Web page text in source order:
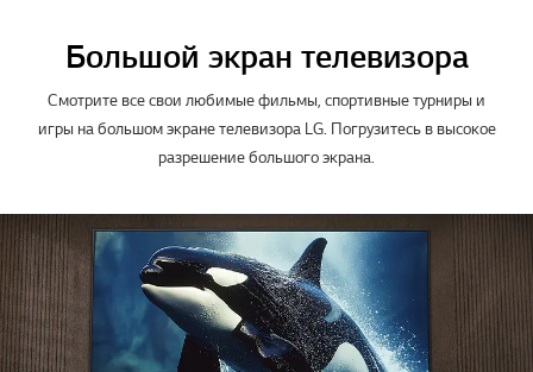
Большой экран телевизора
Смотрите все свои любимые фильмы, спортивные турниры и
игры на большом экране телевизора LG. Погрузитесь в высокое
разрешение большого экрана.